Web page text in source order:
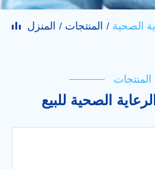
المنزل المنتجات الصحية
المنتجات
الصحية للبيع